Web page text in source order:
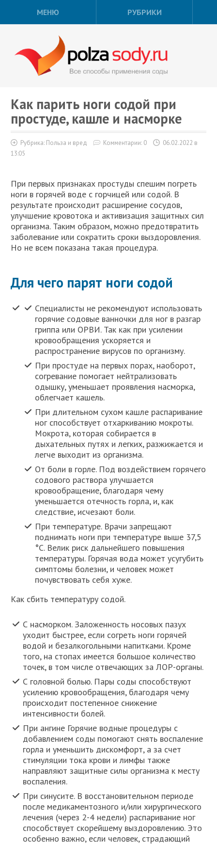
МЕНЮ РУБРИКИ
Как парить ноги содой при
простуде, кашле и насморке
Рубрика: Польза и вред Комментарии: 0
06.02.2022 в
13:05
При первых признаках простуды спешим погреть
ноги в горячей воде с горчицей или содой. В
результате происходит расширение сосудов,
улучшение кровотока и активизация защитных сил
организма. Таким образом, можно предотвратить
заболевание или сократить сроки выздоровления.
Но не всем показана такая процедура.
Для чего парят ноги содой
Специалисты не рекомендуют использовать
горячие содовые ванночки для ног в разгар
гриппа или ОРВИ. Так как при усилении
кровообращения ускоряется и
распространение вирусов по организму.
При простуде на первых порах, наоборот,
согревание помогает нейтрализовать
одышку, уменьшает проявления насморка,
облегчает кашель.
При длительном сухом кашле распаривание
ног способствует отхаркиванию мокроты.
Мокрота, которая собирается в
дыхательных путях и легких, разжижается и
легче выходит из организма.
От боли в горле. Под воздействием горячего
содового раствора улучшается
кровообращение, благодаря чему
уменьшается отечность горла, и, как
следствие, исчезают боли.
При температуре. Врачи запрещают
поднимать ноги при температуре выше 37,5
°С. Велик риск дальнейшего повышения
температуры. Горячая вода может усугубить
симптомы болезни, и человек может
почувствовать себя хуже.
Как сбить температуру содой.
С насморком. Заложенность носовых пазух
уходит быстрее, если согреть ноги горячей
водой и безалкогольными напитками. Кроме
того, на стопах имеется большое количество
точек, в том числе отвечающих за ЛОР-органы.
С головной болью. Пары соды способствуют
усилению кровообращения, благодаря чему
происходит постепенное снижение
интенсивности болей.
При ангине Горячие водные процедуры с
добавлением соды помогают снять воспаление
горла и уменьшить дискомфорт, а за счет
стимуляции тока крови и лимфы также
направляют защитные силы организма к месту
воспаления.
При синусите. В восстановительном периоде
после медикаментозного и/или хирургического
лечения (через 2-4 недели) распаривание ног
способствует скорейшему выздоровлению. Это
особенно важно, если человек, страдающий